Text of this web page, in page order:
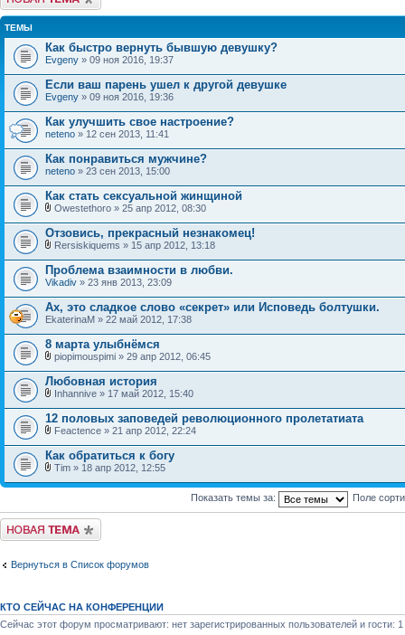
ТЕМЫ
Как быстро вернуть бывшую девушку?
Evgeny » 09 ноя 2016, 19:37
Если ваш парень ушел к другой девушке
Evgeny » 09 ноя 2016, 19:36
Как улучшить свое настроение?
neteno » 12 сен 2013, 11:41
Как понравиться мужчине?
neteno » 23 сен 2013, 15:00
Как стать сексуальной жинщиной
Owestethoro » 25 апр 2012, 08:30
Отзовись, прекрасный незнакомец!
Rersiskiquems » 15 апр 2012, 13:18
Проблема взаимности в любви.
Vikadiv » 23 янв 2013, 23:09
Ах, это сладкое слово «секрет» или Исповедь болтушки.
EkaterinaM » 22 май 2012, 17:38
8 марта улыбнёмся
piopimouspimi » 29 апр 2012, 06:45
Любовная история
Inhannive » 17 май 2012, 15:40
12 половых заповедей революционного пролетатиата
Feactence » 21 апр 2012, 22:24
Как обратиться к богу
Tim » 18 апр 2012, 12:55
Показать темы за: Поле
Новая тема
Вернуться в Список форумов
КТО СЕЙЧАС НА КОНФЕРЕНЦИИ
Сейчас этот форум просматривают: нет зарегистрированных пользователей и гости: 1